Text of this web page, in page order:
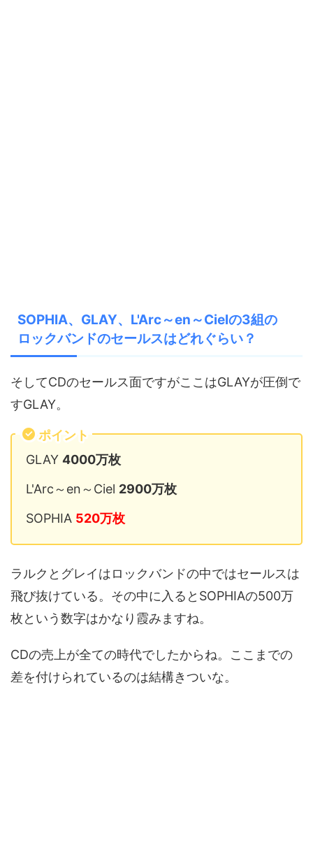
SOPHIA、GLAY、L'Arc～en～Cielの3組の
ロックバンドのセールスはどれぐらい？
そしてCDのセールス面ですがここはGLAYが圧倒で
すGLAY。
ポイント
GLAY 4000万枚
L'Arc～en～Ciel 2900万枚
SOPHIA 520万枚
ラルクとグレイはロックバンドの中ではセールスは
飛び抜けている。その中に入るとSOPHIAの500万
枚という数字はかなり霞みますね。
CDの売上が全ての時代でしたからね。ここまでの
差を付けられているのは結構きついな。